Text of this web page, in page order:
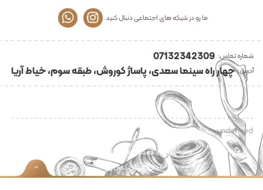
ما رو در شیکه های اجتماعی دنبال کنید
شماره تماس: 07132342309
آدرس: چهار راه سینما سعدی، پاساژ کوروش، طبقه سوم، خیاط آریا
undefined
تمامی حقوق برای فروشگاه خیاطی آریا محفوظ می باشد
طراحی :رنگین کمان